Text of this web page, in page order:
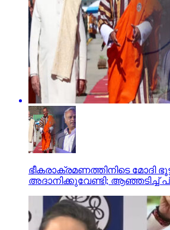
ഭീകരാക്രമണത്തിനിടെ മോദി
അദാനിക്കുവേണ്ടി; ആഞ്ഞടിച്ച്